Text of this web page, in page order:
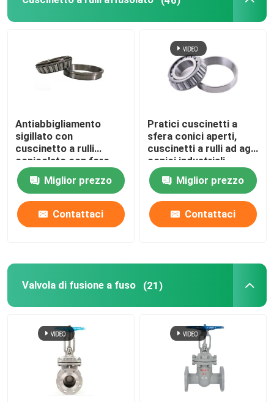
cuscinetto a rulli trasversale
Cuscinetto del blocchetto di cuscino
Cuscinetto ad anello girevole
Le parti della pressofusione
Antiabbigliamento
sigillato con
cuscinetto a rulli
conicolato con foro
rotondo polifunzionale
Miglior prezzo
Contattaci
Pratici cuscinetti a
sfera conici aperti,
cuscinetti a rulli ad ago
conici industriali
Miglior prezzo
Contattaci
Valvola di fusione a fuso (21)